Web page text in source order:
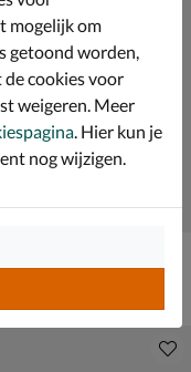
Sinclair
mogelijk om
getoond worden,
cookies voor
weigeren. Meer
. Hier kun je
nog wijzigen.